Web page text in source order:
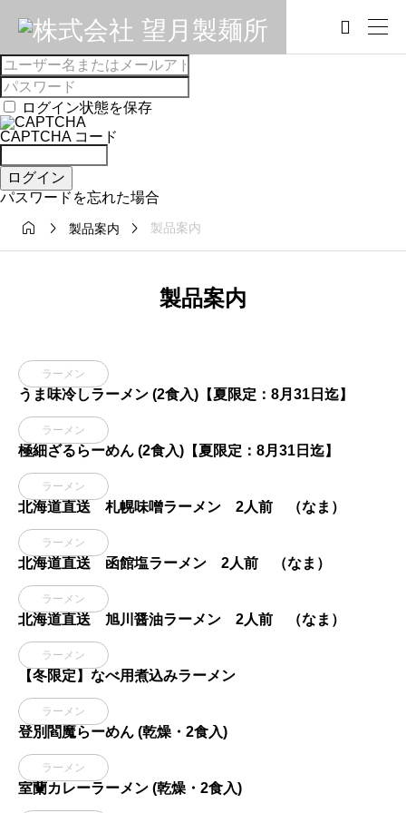

ログイン状態を保存
CAPTCHA コード
ログイン
パスワードを忘れた場合
  製品案内  製品案内
製品案内
ラーメン
うま味冷しラーメン (2食入)【夏限定：8月31日迄】
ラーメン
極細ざるらーめん (2食入)【夏限定：8月31日迄】
ラーメン
北海道直送 札幌味噌ラーメン 2人前 （なま）
ラーメン
北海道直送 函館塩ラーメン 2人前 （なま）
ラーメン
北海道直送 旭川醤油ラーメン 2人前 （なま）
ラーメン
【冬限定】なべ用煮込みラーメン
ラーメン
登別閻魔らーめん (乾燥・2食入)
ラーメン
室蘭カレーラーメン (乾燥・2食入)